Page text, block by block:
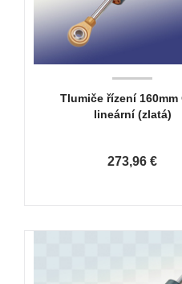
Tlumiče řízení 160mm
lineární (zlatá)
273,96 €